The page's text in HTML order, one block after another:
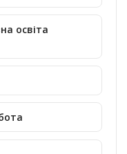
освіта